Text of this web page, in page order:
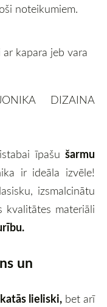
noteikumiem.
kapara jeb vara
DIZAINA
īpašu šarmu
ir ideāla izvēle!
izsmalcinātu
kvalitātes materiāli
un
lieliski,bet arī